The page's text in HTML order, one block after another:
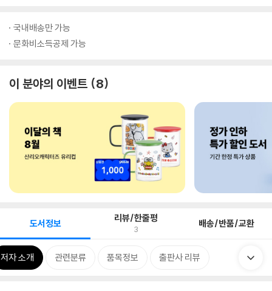
국내배송만 가능
문화비소득공제 가능
이 분야의 이벤트 8
도서정보 리뷰/한줄평
3 배송/반품/교환
저자 소개 관련분류 품목정보 출판사 리뷰